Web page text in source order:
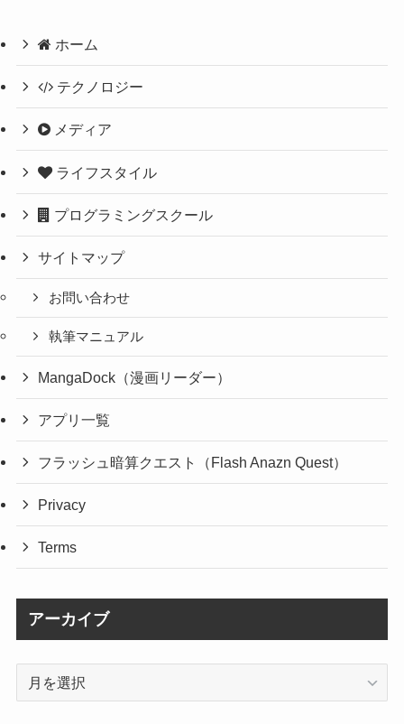
ホーム
テクノロジー
メディア
ライフスタイル
プログラミングスクール
サイトマップ
お問い合わせ
執筆マニュアル
MangaDock（漫画リーダー）
アプリ一覧
フラッシュ暗算クエスト（Flash Anazn Quest）
Privacy
Terms
アーカイブ